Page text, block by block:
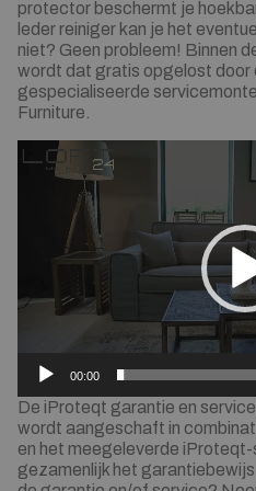
protector beschermt je
leder reiniger kan je het
niet? Geen probleem! Binnen
wordt dat gratis opgelost door
gespecialiseerde
Furniture.
Videospeler
00:00
De iProteqt garantie en
wordt aangeschaft in
en het meegeleverde
gezamenlijk het